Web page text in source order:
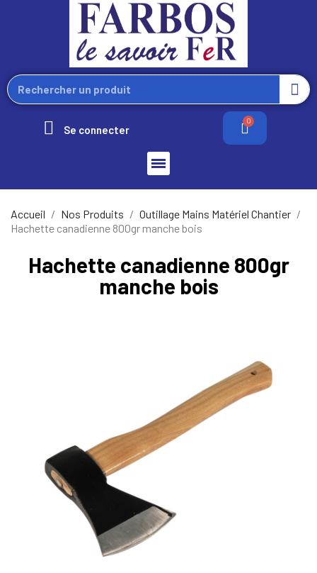
Se connecter
Accueil Nos Produits
Outillage Mains Matériel Chantier
Hachette canadienne 800gr manche bois
Hachette canadienne 800gr
manche bois